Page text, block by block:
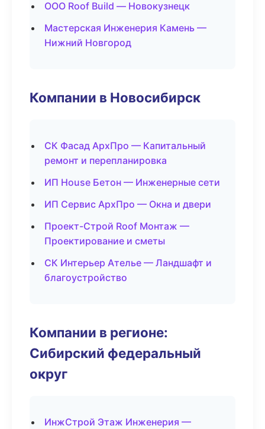
ООО Roof Build — Новокузнецк
Мастерская Инженерия Камень —
Нижний Новгород
Компании в Новосибирск
СК Фасад АрхПро — Капитальный
ремонт и перепланировка
ИП House Бетон — Инженерные сети
ИП Сервис АрхПро — Окна и двери
Проект-Строй Roof Монтаж —
Проектирование и сметы
СК Интерьер Ателье — Ландшафт и
благоустройство
Компании в регионе:
Сибирский федеральный
округ
ИнжСтрой Этаж Инженерия —